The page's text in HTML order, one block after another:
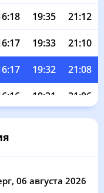
19:35 21:12
19:33 21:10
19:32 21:08
19:31 21:06
19:29 21:04
16:14 21:00
06 августа 2026